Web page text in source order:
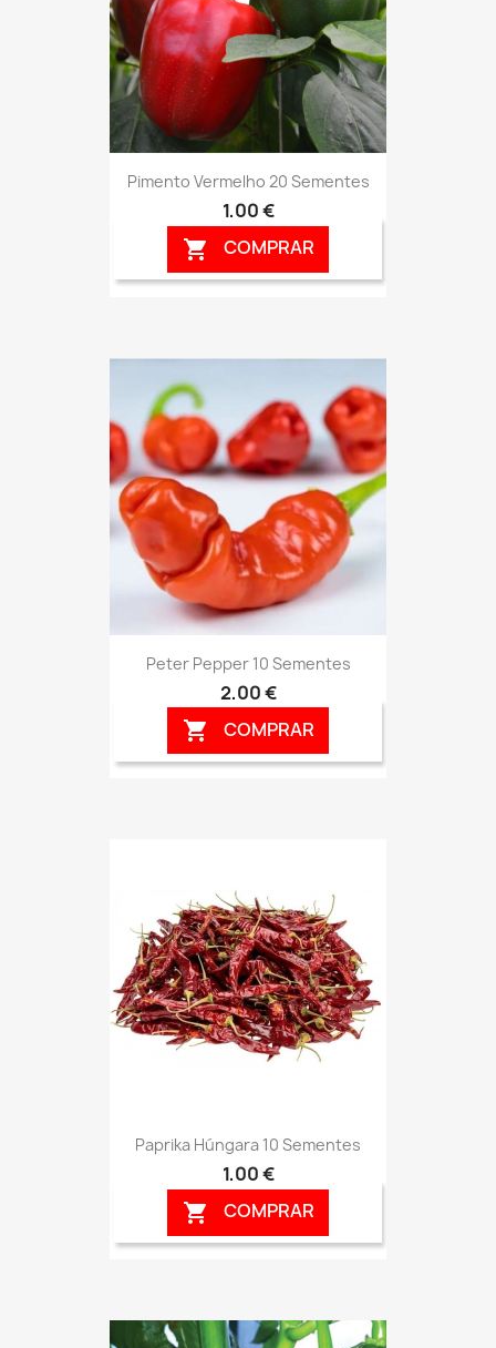
Pimento Vermelho 20 Sementes
1,00 €
 COMPRAR
Peter Pepper 10 Sementes
2,00 €
 COMPRAR
Paprika Húngara 10 Sementes
1,00 €
 COMPRAR